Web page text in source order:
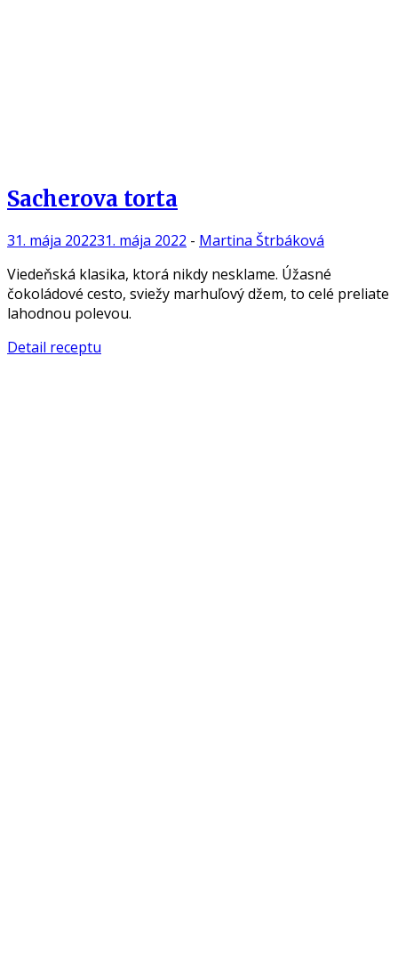
Sacherova torta
31. mája 202231. mája 2022 - Martina Štrbáková
Viedeňská klasika, ktorá nikdy nesklame. Úžasné
čokoládové cesto, sviežy marhuľový džem, to celé preliate
lahodnou polevou.
Detail receptu